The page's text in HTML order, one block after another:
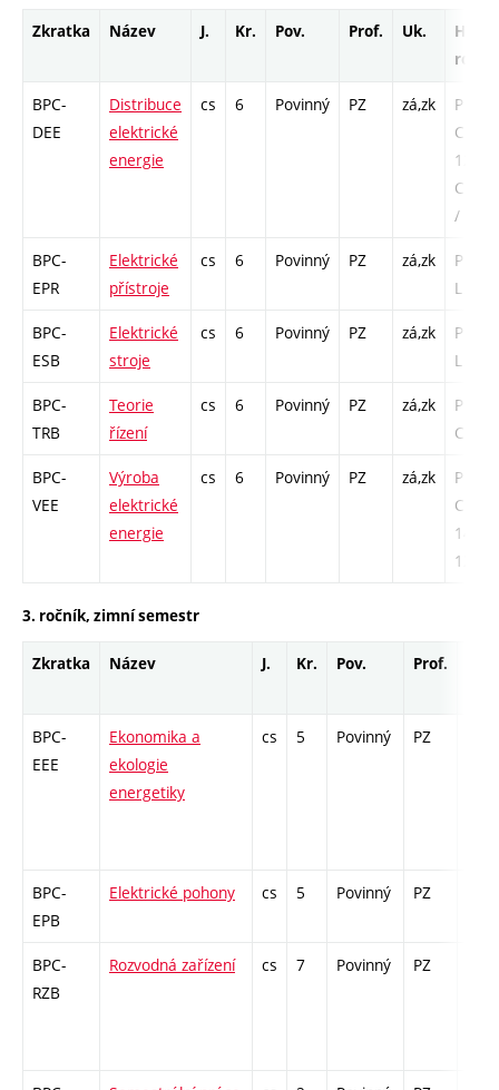
Zkratka Název J. Kr. Pov. Prof. Uk.
Hod.
BPC-
DEE
Distribuce
elektrické
energie
cs 6 Povinný PZ zá,zk
P -
COZ -
12 /
Cp - 2
/ L -
BPC-
EPR
Elektrické
přístroje
cs 6 Povinný PZ zá,zk
P -
L - 26
BPC-
ESB
Elektrické
stroje
cs 6 Povinný PZ zá,zk
P -
L - 26
BPC-
TRB
Teorie
řízení
cs 6 Povinný PZ zá,zk
P -
Cp -
BPC-
VEE
Výroba
elektrické
energie
cs 6 Povinný PZ zá,zk
P -
COZ -
14 / L
12
3. ročník, zimní semestr
Zkratka Název J. Kr. Pov. Prof.
BPC-
EEE
Ekonomika a
ekologie
energetiky
cs 5 Povinný PZ
BPC-
EPB
Elektrické pohony cs 5 Povinný PZ
BPC-
RZB
Rozvodná zařízení cs 7 Povinný PZ